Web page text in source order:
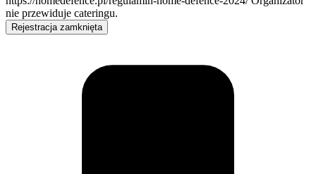
nie przewiduje cateringu.
Rejestracja zamknięta